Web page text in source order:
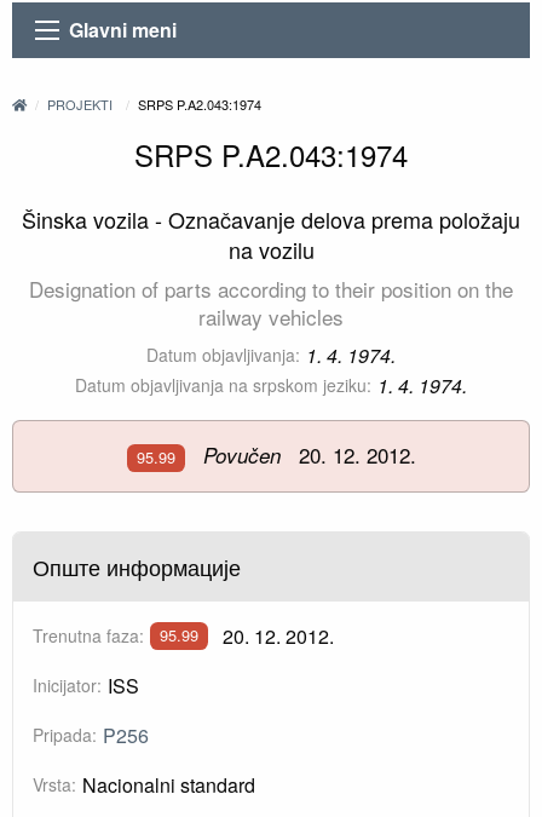
Glavni meni
PROJEKTI SRPS P.A2.043:1974
SRPS P.A2.043:1974
Šinska vozila - Označavanje delova prema položaju
na vozilu
Designation of parts according to their position on the
railway vehicles
Datum objavljivanja: 1. 4. 1974.
Datum objavljivanja na srpskom jeziku: 1. 4. 1974.
95.99 Povučen20. 12. 2012.
Опште информације
Trenutna faza: 95.99 20. 12. 2012.
Inicijator: ISS
Pripada: P256
Vrsta: Nacionalni standard